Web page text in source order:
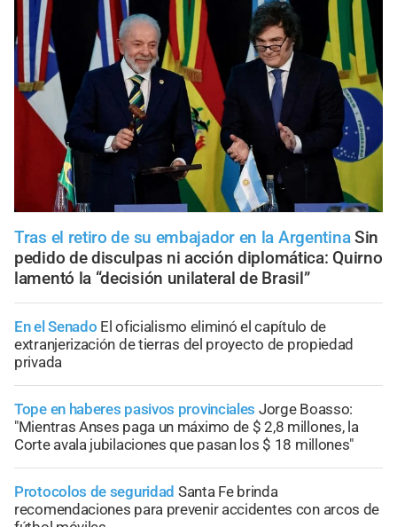
Tras el retiro de su embajador en la Argentina Sin
pedido de disculpas ni acción diplomática: Quirno
lamentó la “decisión unilateral de Brasil”
En el Senado El oficialismo eliminó el capítulo de
extranjerización de tierras del proyecto de propiedad
privada
Tope en haberes pasivos provinciales Jorge Boasso:
"Mientras Anses paga un máximo de $ 2,8 millones, la
Corte avala jubilaciones que pasan los $ 18 millones"
Protocolos de seguridad Santa Fe brinda
recomendaciones para prevenir accidentes con arcos de